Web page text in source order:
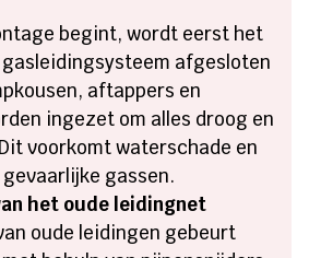
begint, wordt eerst het
afgesloten
aftappers en
ingezet om alles droog en
voorkomt waterschade en
gassen.
het oude leidingnet
oude leidingen gebeurt